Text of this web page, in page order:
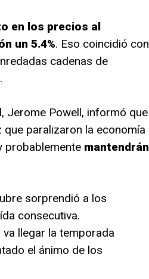
en los precios al
un 5.4%. Eso coincidió con
cadenas de
Jerome Powell, informó que
paralizaron la economía
probablemente mantendrán
sorprendió a los
consecutiva.
llegar la temporada
el ánimo de los